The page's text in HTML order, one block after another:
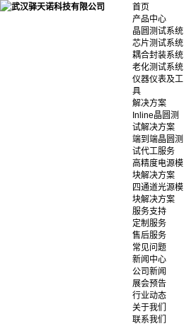
首页
产品中心
晶圆测试系统
芯片测试系统
耦合封装系统
老化测试系统
仪器仪表及工
具
解决方案
Inline晶圆测
试解决方案
端到端晶圆测
试代工服务
高精度电源模
块解决方案
四通道光源模
块解决方案
服务支持
定制服务
售后服务
常见问题
新闻中心
公司新闻
展会预告
行业动态
关于我们
联系我们